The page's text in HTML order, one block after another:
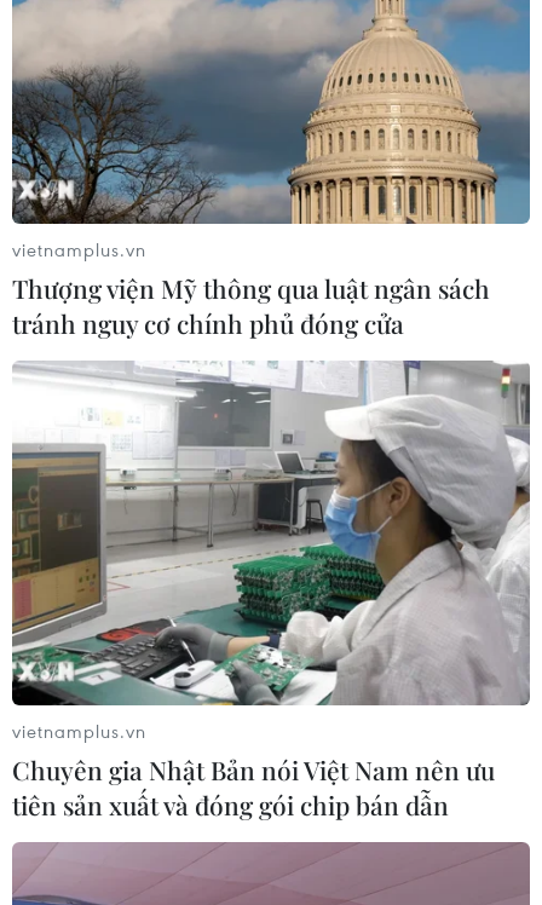
vietnamplus.vn
Thượng viện Mỹ thông qua luật ngân sách
tránh nguy cơ chính phủ đóng cửa
vietnamplus.vn
Chuyên gia Nhật Bản nói Việt Nam nên ưu
tiên sản xuất và đóng gói chip bán dẫn